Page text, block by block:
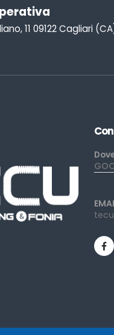
11 09122 Cagliari